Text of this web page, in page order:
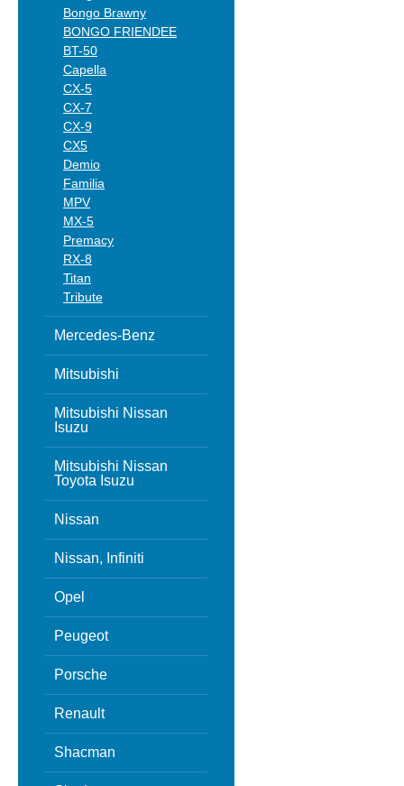
Bongo Brawny
BONGO FRIENDEE
BT-50
Capella
CX-5
CX-7
CX-9
CX5
Demio
Familia
MPV
MX-5
Premacy
RX-8
Titan
Tribute
Mercedes-Benz
Mitsubishi
Mitsubishi Nissan
Isuzu
Mitsubishi Nissan
Toyota Isuzu
Nissan
Nissan, Infiniti
Opel
Peugeot
Porsche
Renault
Shacman